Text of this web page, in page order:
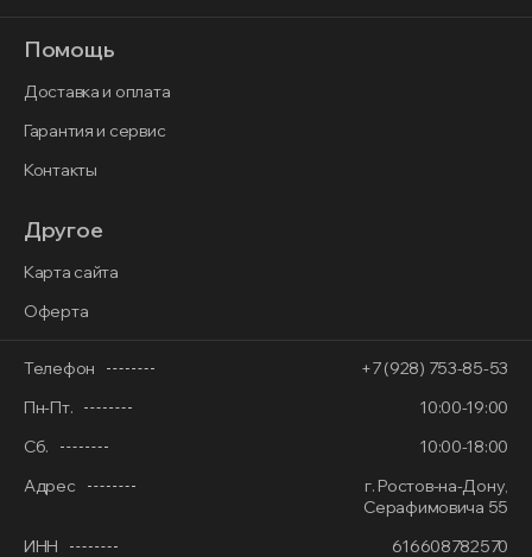
Помощь
Доставка и оплата
Гарантия и сервис
Контакты
Другое
Карта сайта
Оферта
Телефон
+7 (928) 753-85-53
Пн-Пт.
10:00-19:00
Сб.
10:00-18:00
Адрес
г. Ростов-на-Дону,
Серафимовича 55
ИНН
616608782570